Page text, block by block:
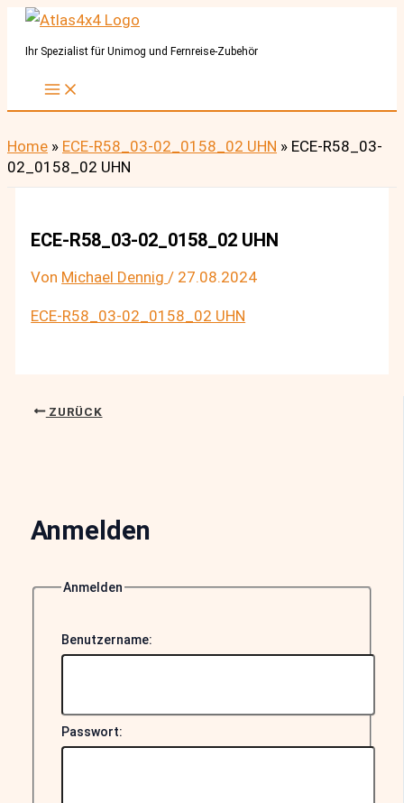
Zum
InhaltIhr Spezialist für Unimog und Fernreise-Zubehör
Home » ECE-R58_03-02_0158_02 UHN » ECE-R58_03-
02_0158_02 UHN
ECE-R58_03-02_0158_02 UHN
Von Michael Dennig/ 27.08.2024
ECE-R58_03-02_0158_02 UHN
ZURÜCK
Anmelden
Anmelden
Benutzername:
Passwort: